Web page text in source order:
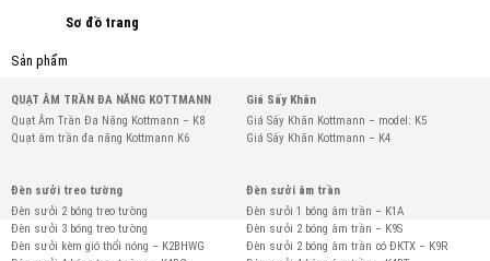
Sơ đồ trang
Sản phẩm
QUẠT ÂM TRẦN ĐA NĂNG KOTTMANN
Quạt Âm Trần Đa Năng Kottmann – K8
Quạt âm trần đa năng Kottmann K6
Giá Sấy Khăn
Giá Sấy Khăn Kottmann – model: K5
Giá Sấy Khăn Kottmann – K4
Đèn sưởi treo tường
Đèn sưởi 2 bóng treo tường
Đèn sưởi 3 bóng treo tường
Đèn sưởi kèm gió thổi nóng – K2BHWG
Đèn sưởi âm trần
Đèn sưởi 1 bóng âm trần – K1A
Đèn sưởi 2 bóng âm trần – K9S
Đèn sưởi 2 bóng âm trần có ĐKTX – K9R